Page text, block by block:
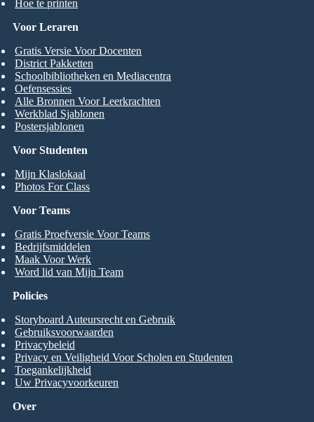
Hoe te printen
Voor Studenten
Mijn Klaslokaal
Photos For Class
Voor Leraren
Gratis Versie Voor Docenten
District Pakketten
Schoolbibliotheken en Mediacentra
Oefensessies
Alle Bronnen Voor Leerkrachten
Werkblad Sjablonen
Postersjablonen
Voor Teams
Gratis Proefversie Voor Teams
Bedrijfsmiddelen
Maak Voor Werk
Word lid van Mijn Team
Over
Policies
Storyboard Auteursrecht en Gebruik
Gebruiksvoorwaarden
Privacybeleid
Privacy en Veiligheid Voor Scholen en Studenten
Toegankelijkheid
Uw Privacyvoorkeuren